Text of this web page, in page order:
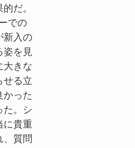
だ。
での
新入の
姿を見
大きな
せる立
った
た。シ
に貴重
、質問